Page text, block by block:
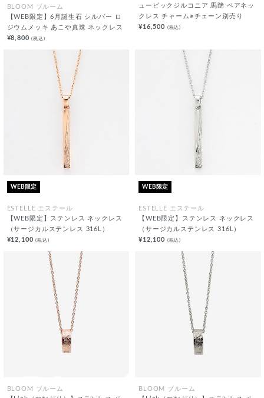
BLOOM ブルーム
【WEB限定】6月誕生石 シルバー ロ
ジウムメッキ あこや真珠 ネックレス
¥8,800(税込)
ュービックジルコニア 馬蹄 ペアネッ
クレス チャーム※チェーン別売り
¥16,500 (税込)
WEB限定
ESTELLE エステール
【WEB限定】ステンレス ネックレス
（サージカルステンレス 316L）
¥12,100(税込)
WEB限定
ESTELLE エステール
【WEB限定】ステンレス ネックレス
（サージカルステンレス 316L）
¥12,100 (税込)
BLOOM ブルーム
BLOOM ブルーム